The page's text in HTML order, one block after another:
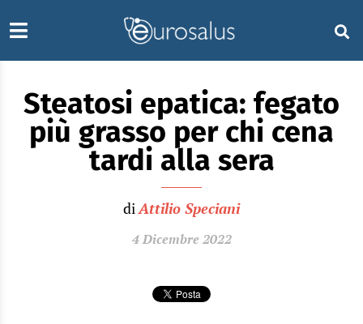
Steatosi epatica: fegato
più grasso per chi cena
tardi alla sera
diAttilio Speciani
4 Dicembre 2022